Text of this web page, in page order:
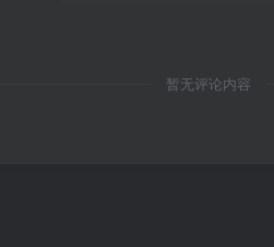
暂无评论内容